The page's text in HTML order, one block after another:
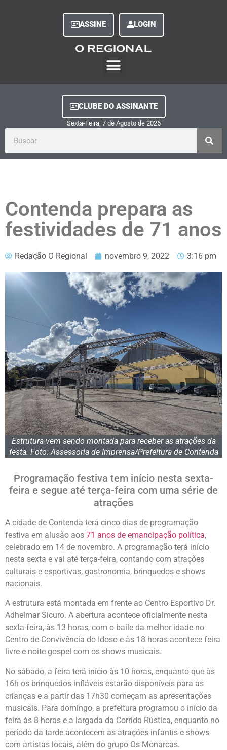
ASSINE LOGIN
CLUBE DO ASSINANTE
Sexta-Feira, 7de Agostode 2026
Contenda prepara as
festividades de 71 anos
Redação O Regional novembro 9, 2022 3:16 pm
Estrutura vem sendo montada para receber as atrações da
festa. Foto: Assessoria de Imprensa/Prefeitura de Contenda
Programação festiva tem início nesta sexta-
feira e segue até terça-feira com uma série de
atrações
A cidade de Contenda terá cinco dias de programação
festiva em alusão aos 71 anos de emancipação política,
celebrado em 14 de novembro. A programação terá início
nesta sexta e vai até terça-feira, contando com atrações
culturais e esportivas, gastronomia, brinquedos e shows
nacionais.
A estrutura está montada em frente ao Centro Esportivo Dr.
Adhelmar Sicuro. A abertura acontece oficialmente nesta
sexta-feira, às 13 horas, com o baile da melhor idade no
Centro de Convivência do Idoso e às 18 horas acontece feira
livre e noite gospel com os shows musicais.
No sábado, a feira terá início às 10 horas, enquanto que às
16h os brinquedos infláveis estarão disponíveis para as
crianças e a partir das 17h30 começam as apresentações
musicais. Para domingo, a prefeitura programou o início da
feira às 8 horas e a largada da Corrida Rústica, enquanto no
período da tarde acontecem as atrações infantis e shows
com artistas locais, além do grupo Os Monarcas.